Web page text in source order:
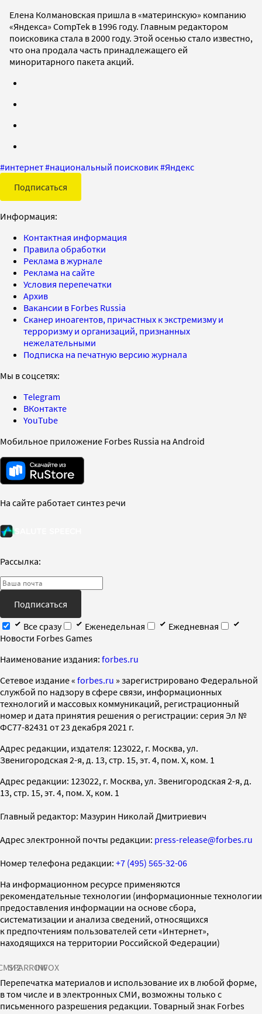
Елена Колмановская пришла в «материнскую» компанию
«Яндекса» CompTek в 1996 году. Главным редактором
поисковика стала в 2000 году. Этой осенью стало известно,
что она продала часть принадлежащего ей
миноритарного пакета акций.
#интернет#национальный поисковик#Яндекс
Подписаться
Информация:
Контактная информация
Правила обработки
Реклама в журнале
Реклама на сайте
Условия перепечатки
Архив
Вакансии в Forbes Russia
Сканер иноагентов, причастных к экстремизму и
терроризму и организаций, признанных
нежелательными
Подписка на печатную версию журнала
Мы в соцсетях:
Telegram
ВКонтакте
YouTube
Мобильное приложение Forbes Russia на Android
На сайте работает синтез речи
Рассылка:
Подписаться
Все сразу
Еженедельная
Ежедневная
Новости Forbes Games
Наименование издания: forbes.ru
Cетевое издание « forbes.ru » зарегистрировано Федеральной
службой по надзору в сфере связи, информационных
технологий и массовых коммуникаций, регистрационный
номер и дата принятия решения о регистрации: серия Эл №
ФС77-82431 от 23 декабря 2021 г.
Адрес редакции, издателя: 123022, г. Москва, ул.
Звенигородская 2-я, д. 13, стр. 15, эт. 4, пом. X, ком. 1
Адрес редакции: 123022, г. Москва, ул. Звенигородская 2-я, д.
13, стр. 15, эт. 4, пом. X, ком. 1
Главный редактор: Мазурин Николай Дмитриевич
Адрес электронной почты редакции: press-release@forbes.ru
Номер телефона редакции: +7 (495) 565-32-06
На информационном ресурсе применяются
рекомендательные технологии (информационные технологии
предоставления информации на основе сбора,
систематизации и анализа сведений, относящихся
к предпочтениям пользователей сети «Интернет»,
находящихся на территории Российской Федерации)
SPARROWINFOX
Перепечатка материалов и использование их в любой форме,
в том числе и в электронных СМИ, возможны только с
письменного разрешения редакции. Товарный знак Forbes